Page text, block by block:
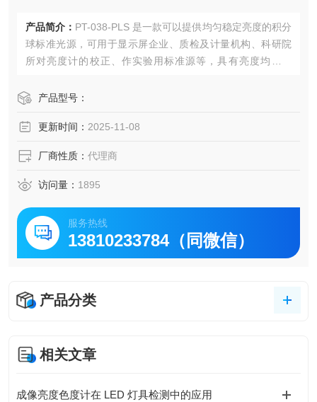
产品简介： PT-038-PLS 是一款可以提供均匀稳定亮度的积分
球标准光源，可用于显示屏企业、质检及计量机构、科研院
所对亮度计的校正、作实验用标准源等，具有亮度均匀性
产品型号：
更新时间： 2025-11-08
厂商性质： 代理商
访问量： 1895
服务热线
13810233784（同微信）
产品分类
相关文章
成像亮度色度计在 LED 灯具检测中的应用